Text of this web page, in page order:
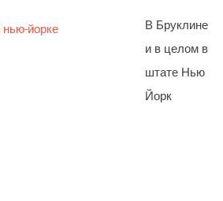
В Бруклине
и в целом в
штате Нью
Йорк